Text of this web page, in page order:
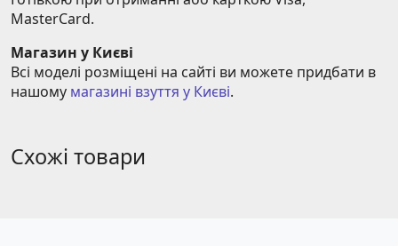
MasterCard.
Магазин у Києві
Всі моделі розміщені на сайті ви можете придбати в
нашому магазині взуття у Києві.
Схожі товари